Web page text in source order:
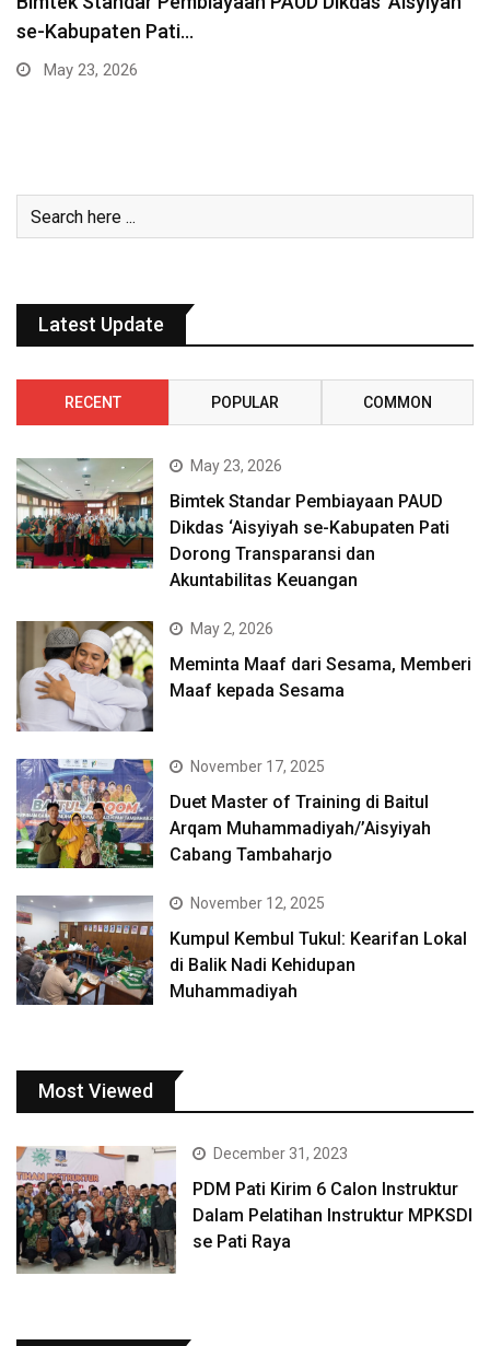
Sesama
May 2, 2026
Latest Update
RECENT POPULAR COMMON
May 23, 2026
Bimtek Standar Pembiayaan PAUD
Dikdas ‘Aisyiyah se-Kabupaten Pati
Dorong Transparansi dan
Akuntabilitas Keuangan
May 2, 2026
Meminta Maaf dari Sesama, Memberi
Maaf kepada Sesama
November 17, 2025
Duet Master of Training di Baitul
Arqam Muhammadiyah/’Aisyiyah
Cabang Tambaharjo
November 12, 2025
Kumpul Kembul Tukul: Kearifan Lokal
di Balik Nadi Kehidupan
Muhammadiyah
Most Viewed
December 31, 2023
PDM Pati Kirim 6 Calon Instruktur
Dalam Pelatihan Instruktur MPKSDI
se Pati Raya